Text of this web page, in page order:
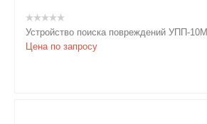
Устройство поиска повреждений УПП-10М
Цена по запросу